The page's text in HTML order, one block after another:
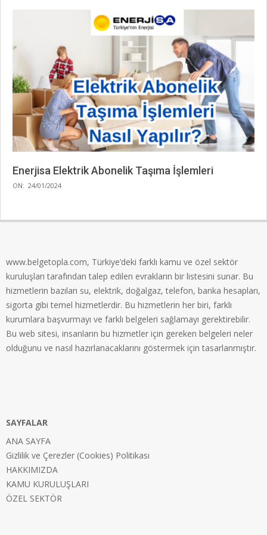
Enerjisa Elektrik Abonelik Taşıma İşlemleri
2024-
ON: 24/01/2024
www.belgetopla.com, Türkiye’deki farklı kamu ve özel sektör
kuruluşları tarafından talep edilen evrakların bir listesini sunar. Bu
hizmetlerin bazıları su, elektrik, doğalgaz, telefon, banka hesapları,
sigorta gibi temel hizmetlerdir. Bu hizmetlerin her biri, farklı
kurumlara başvurmayı ve farklı belgeleri sağlamayı gerektirebilir.
Bu web sitesi, insanların bu hizmetler için gereken belgeleri neler
olduğunu ve nasıl hazırlanacaklarını göstermek için tasarlanmıştır.
SAYFALAR
ANA SAYFA
Gizlilik ve Çerezler (Cookies) Politikası
HAKKIMIZDA
KAMU KURULUŞLARI
ÖZEL SEKTÖR